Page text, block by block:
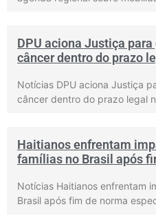
DPU aciona Justiça
câncer dentro do prazo
Notícias DPU aciona Justiça
câncer dentro do prazo legal
Haitianos enfrentam
famílias no Brasil após
Notícias Haitianos enfrentam
Brasil após fim de norma